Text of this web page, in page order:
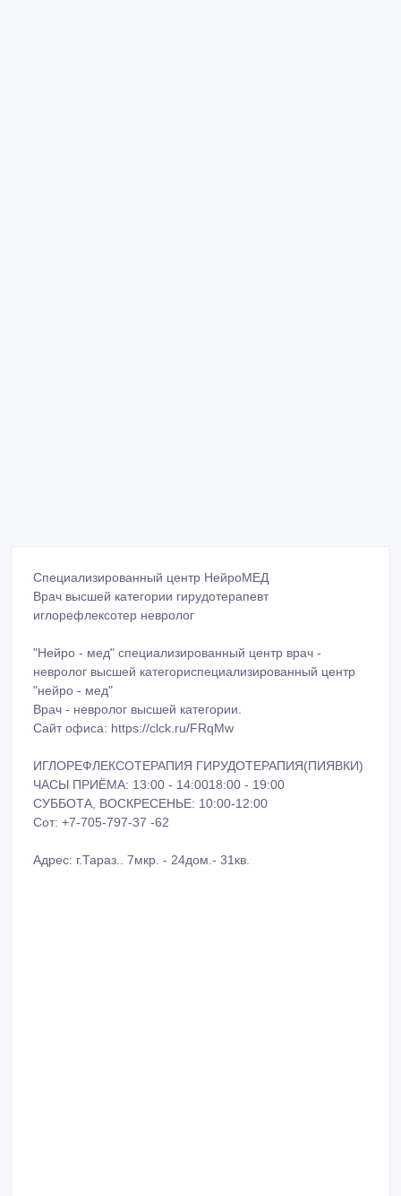
Специализированный центр НейроМЕД
Врач высшей категории гирудотерапевт
иглорефлексотер невролог
"Нейро - мед" специализированный центр врач -
невролог высшей категориспециализированный центр
"нейро - мед"
Врач - невролог высшей категории.
Сайт офиса: https://clck.ru/FRqMw
ИГЛОРЕФЛЕКСОТЕРАПИЯ ГИРУДОТЕРАПИЯ(ПИЯВКИ)
ЧАСЫ ПРИЁМА: 13:00 - 14:0018:00 - 19:00
СУББОТА, ВОСКРЕСЕНЬЕ: 10:00-12:00
Сот: +7-705-797-37 -62
Адрес: г.Тараз.. 7мкр. - 24дом.- 31кв.